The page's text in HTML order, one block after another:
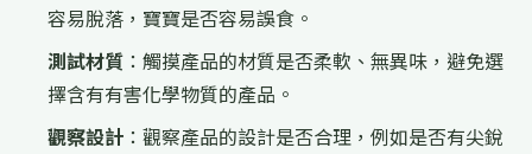
容易脫落，寶寶是否容易誤食。
測試材質 ：觸摸產品的材質是否柔軟、無異味，避免選
擇含有有害化學物質的產品。
觀察設計 ：觀察產品的設計是否合理，例如是否有尖銳